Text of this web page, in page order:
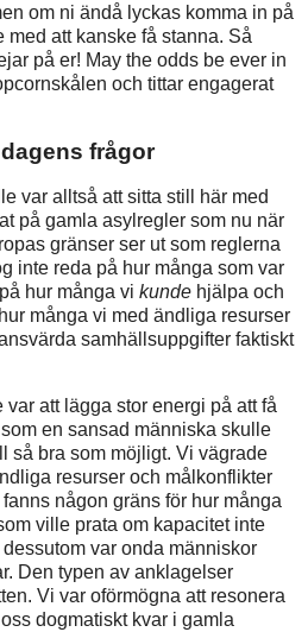
om ni ändå lyckas komma in på
att kanske få stanna. Så
på er! May the odds be ever in
och tittar engagerat
frågor
var alltså att sitta still här med
på gamla asylregler som nu när
gränser ser ut som reglerna
inte reda på hur många som var
hur många vi kunde hjälpa och
många vi med ändliga resurser
samhällsuppgifter faktiskt
att lägga stor energi på att få
en sansad människa skulle
så bra som möjligt. Vi vägrade
resurser och målkonflikter
någon gräns för hur många
ville prata om kapacitet inte
var onda människor
Den typen av anklagelser
Vi var oförmögna att resonera
dogmatiskt kvar i gamla